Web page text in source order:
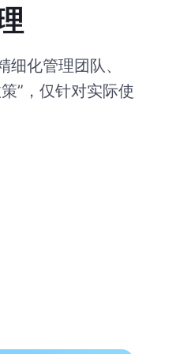
化管理团队、
”，仅针对实际使